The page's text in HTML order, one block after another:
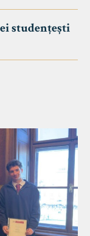
studențești